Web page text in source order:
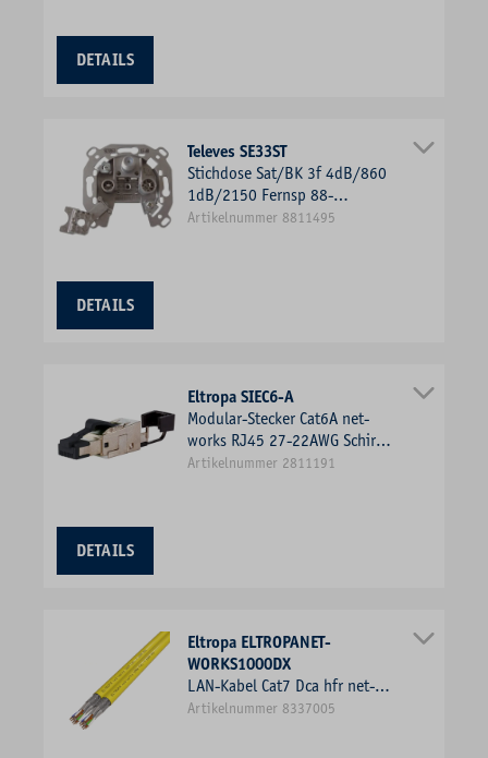
DETAILS
Televes SE33ST
Stichdose Sat/BK 3f 4dB/860
1dB/2150 Fernsp 88-
108MHz/Rad 5-862MHz/TV
Artikelnummer 8811495
DETAILS
Eltropa SIEC6-A
Modular-Stecker Cat6A net-
works RJ45 27-22AWG Schirm
Litze massiv f.Rundkabel
Artikelnummer 2811191
DETAILS
Eltropa ELTROPANET-
WORKS1000DX
LAN-Kabel Cat7 Dca hfr net-
works Duplex 2x4x2xAWG23
Artikelnummer 8337005